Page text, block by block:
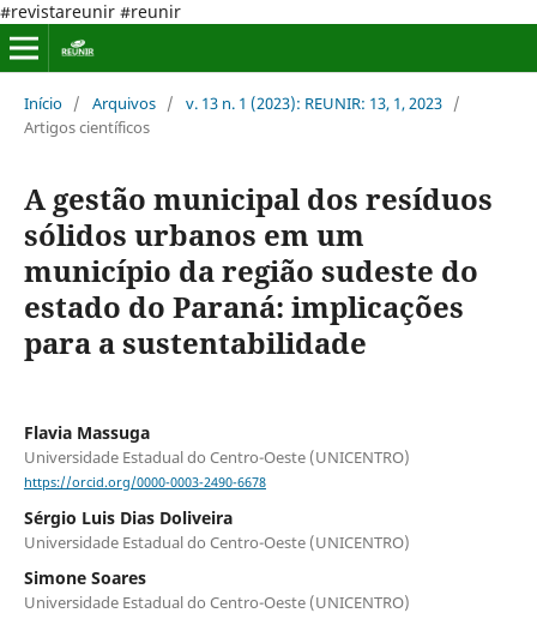
#revistareunir #reunir
Início / Arquivos / v. 13 n. 1 (2023): REUNIR: 13, 1, 2023 /
Artigos científicos
A gestão municipal dos resíduos
sólidos urbanos em um
município da região sudeste do
estado do Paraná: implicações
para a sustentabilidade
Flavia Massuga
Universidade Estadual do Centro-Oeste (UNICENTRO)
https://orcid.org/0000-0003-2490-6678
Sérgio Luis Dias Doliveira
Universidade Estadual do Centro-Oeste (UNICENTRO)
Simone Soares
Universidade Estadual do Centro-Oeste (UNICENTRO)